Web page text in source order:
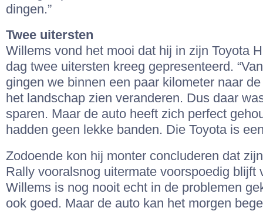
dingen.”
Twee uitersten
Willems vond het mooi dat hij in zijn Toyota
dag twee uitersten kreeg gepresenteerd.
gingen we binnen een paar kilometer naar
het landschap zien veranderen. Dus daar
sparen. Maar de auto heeft zich perfect
hadden geen lekke banden. Die Toyota is
Zodoende kon hij monter concluderen dat
Rally vooralsnog uitermate voorspoedig blijft
Willems is nog nooit echt in de problemen
ook goed. Maar de auto kan het morgen